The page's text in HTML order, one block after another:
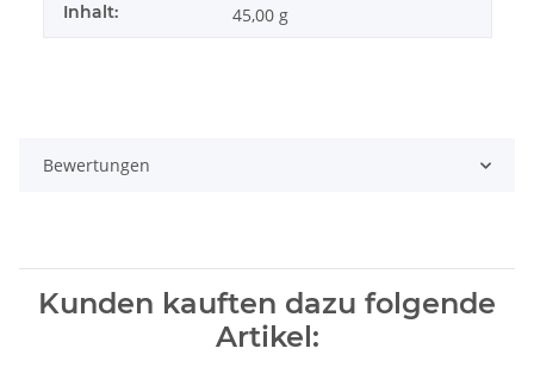
Inhalt: 45,00 g
Bewertungen
Kunden kauften dazu folgende
Artikel: